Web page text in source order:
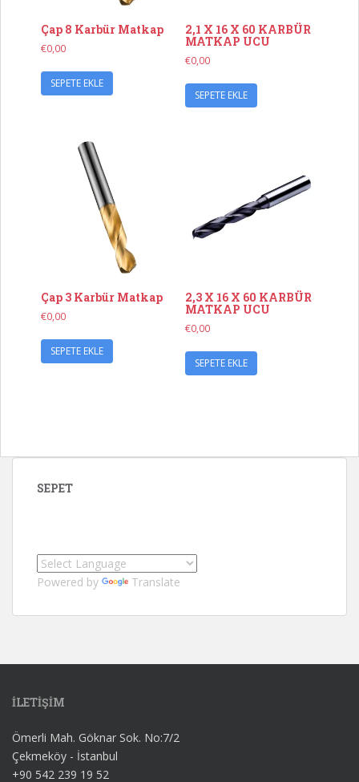
Çap 8 Karbür Matkap
€0,00
SEPETE EKLE
2,1 X 16 X 60 KARBÜR
MATKAP UCU
€0,00
SEPETE EKLE
Çap 3 Karbür Matkap
€0,00
SEPETE EKLE
2,3 X 16 X 60 KARBÜR
MATKAP UCU
€0,00
SEPETE EKLE
SEPET
Powered by Translate
İLETİŞİM
Ömerli Mah. Göknar Sok. No:7/2
Çekmeköy - İstanbul
+90 542 239 19 52